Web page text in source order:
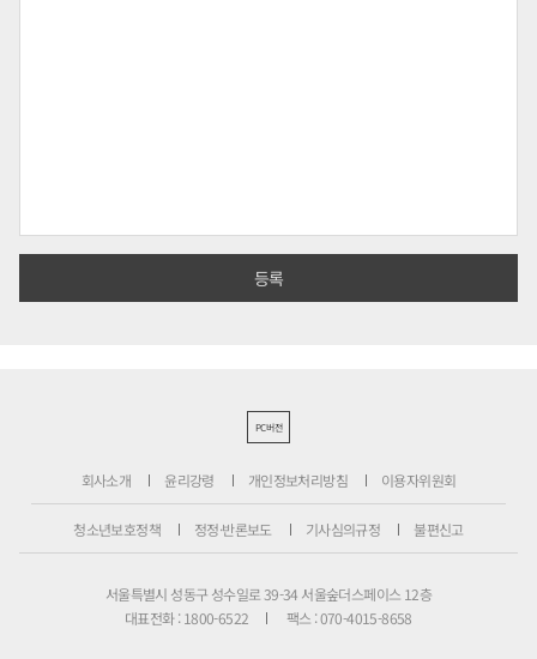
PC버전
회사소개 윤리강령 개인정보처리방침 이용자위원회
청소년보호정책 정정·반론보도 기사심의규정 불편신고
서울특별시 성동구 성수일로 39-34 서울숲더스페이스 12층
대표전화 : 1800-6522
팩스 : 070-4015-8658